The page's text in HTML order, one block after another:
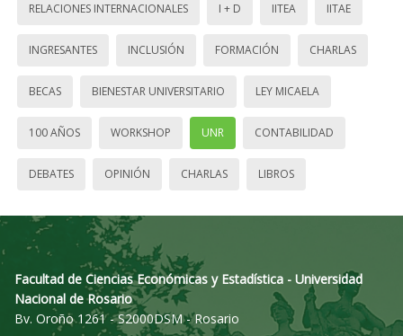
RELACIONES INTERNACIONALES I + D IITEA IITAE
INGRESANTES INCLUSIÓN FORMACIÓN CHARLAS
BECAS BIENESTAR UNIVERSITARIO LEY MICAELA
100 AÑOS WORKSHOP UNR CONTABILIDAD
DEBATES OPINIÓN CHARLAS LIBROS
Facultad de Ciencias Económicas y Estadística - Universidad
Nacional de Rosario
Bv. Oroño 1261 - S2000DSM - Rosario